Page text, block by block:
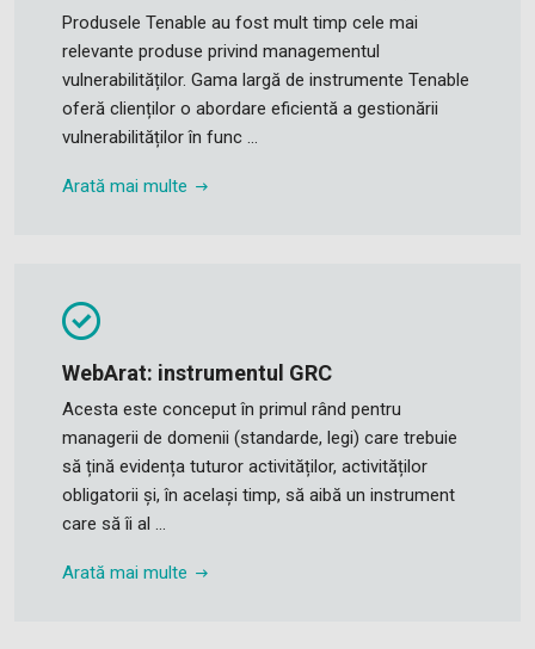
Produsele Tenable au fost mult timp cele mai
relevante produse privind managementul
vulnerabilităților. Gama largă de instrumente Tenable
oferă clienților o abordare eficientă a gestionării
vulnerabilităților în func ...
Arată mai multe
WebArat: instrumentul GRC
Acesta este conceput în primul rând pentru
managerii de domenii (standarde, legi) care trebuie
să țină evidența tuturor activităților, activităților
obligatorii și, în același timp, să aibă un instrument
care să îi al ...
Arată mai multe